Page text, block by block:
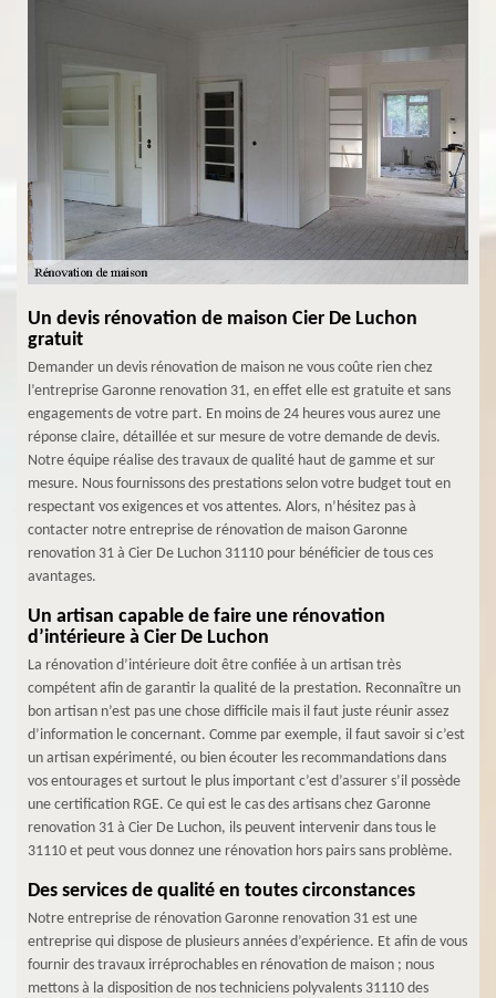
Un devis rénovation de maison Cier De Luchon
gratuit
Demander un devis rénovation de maison ne vous coûte rien chez
l’entreprise Garonne renovation 31, en effet elle est gratuite et sans
engagements de votre part. En moins de 24 heures vous aurez une
réponse claire, détaillée et sur mesure de votre demande de devis.
Notre équipe réalise des travaux de qualité haut de gamme et sur
mesure. Nous fournissons des prestations selon votre budget tout en
respectant vos exigences et vos attentes. Alors, n’hésitez pas à
contacter notre entreprise de rénovation de maison Garonne
renovation 31 à Cier De Luchon 31110 pour bénéficier de tous ces
avantages.
Un artisan capable de faire une rénovation
d’intérieure à Cier De Luchon
La rénovation d’intérieure doit être confiée à un artisan très
compétent afin de garantir la qualité de la prestation. Reconnaître un
bon artisan n’est pas une chose difficile mais il faut juste réunir assez
d’information le concernant. Comme par exemple, il faut savoir si c’est
un artisan expérimenté, ou bien écouter les recommandations dans
vos entourages et surtout le plus important c’est d’assurer s’il possède
une certification RGE. Ce qui est le cas des artisans chez Garonne
renovation 31 à Cier De Luchon, ils peuvent intervenir dans tous le
31110 et peut vous donnez une rénovation hors pairs sans problème.
Des services de qualité en toutes circonstances
Notre entreprise de rénovation Garonne renovation 31 est une
entreprise qui dispose de plusieurs années d’expérience. Et afin de vous
fournir des travaux irréprochables en rénovation de maison ; nous
mettons à la disposition de nos techniciens polyvalents 31110 des